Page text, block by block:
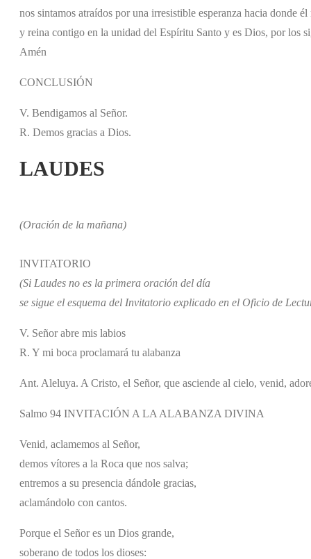
nos sintamos atraídos por una irresistible esperanza hacia donde
y reina contigo en la unidad del Espíritu Santo y es Dios, por los
Amén
CONCLUSIÓN
V. Bendigamos al Señor.
R. Demos gracias a Dios.
LAUDES
(Oración de la mañana)
INVITATORIO
(Si Laudes no es la primera oración del día
se sigue el esquema del Invitatorio explicado en el Oficio de
V. Señor abre mis labios
R. Y mi boca proclamará tu alabanza
Ant. Aleluya. A Cristo, el Señor, que asciende al cielo, venid,
Salmo 94 INVITACIÓN A LA ALABANZA DIVINA
Venid, aclamemos al Señor,
demos vítores a la Roca que nos salva;
entremos a su presencia dándole gracias,
aclamándolo con cantos.
Porque el Señor es un Dios grande,
soberano de todos los dioses: